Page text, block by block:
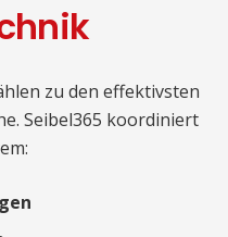
zu den effektivsten
Seibel365 koordiniert